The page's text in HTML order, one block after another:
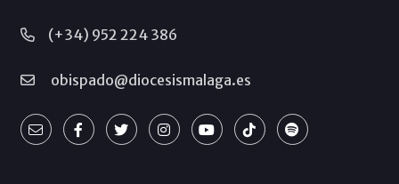
(+34) 952 224 386
obispado@diocesismalaga.es